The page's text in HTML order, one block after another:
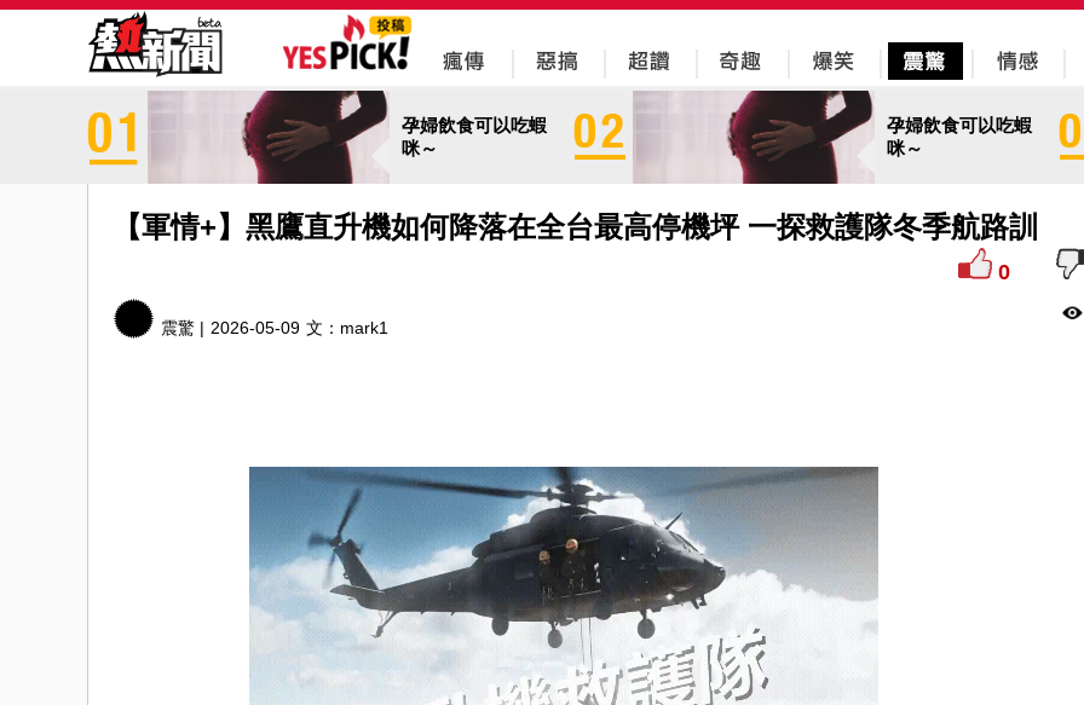
孕婦飲食可以吃蝦
咪～
孕婦飲食可以吃蝦
咪～
【軍情+】黑鷹直升機如何降落在全台最高停機坪 一探救護隊冬季航路訓
0
震驚 | 2026-05-09 文： mark1